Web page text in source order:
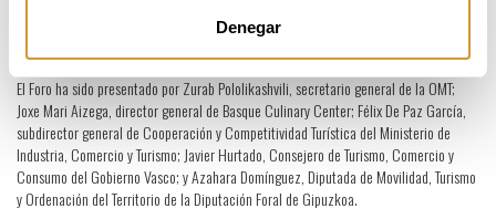
Denegar
Los profesionales interesados en asistir al 8º Foro Mundial de Turismo Gastronómico
de la OMT pueden registrarse online ahora.
El Foro ha sido presentado por Zurab Pololikashvili, secretario general de la OMT;
Joxe Mari Aizega, director general de Basque Culinary Center; Félix De Paz García,
subdirector general de Cooperación y Competitividad Turística del Ministerio de
Industria, Comercio y Turismo; Javier Hurtado, Consejero de Turismo, Comercio y
Consumo del Gobierno Vasco; y Azahara Domínguez, Diputada de Movilidad, Turismo
y Ordenación del Territorio de la Diputación Foral de Gipuzkoa.